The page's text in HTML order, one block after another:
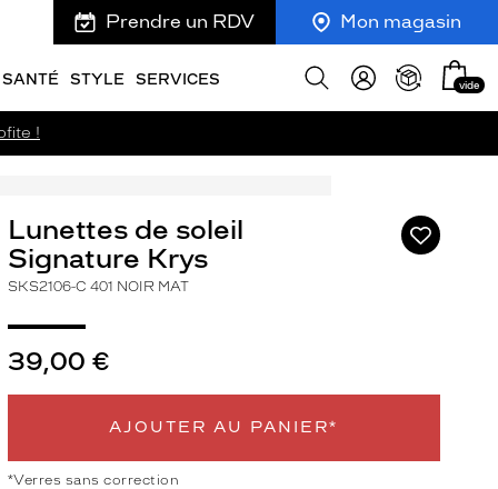
Prendre un RDV Mon magasin
SANTÉ STYLE SERVICES
Afficher
Mon
panier
vide
!
Ajouter
à
Lunettes de soleil
Signature Krys
SKS2106-C 401 NOIR MAT
39,00 €
AJOUTER AU PANIER*
*Verres sans correction